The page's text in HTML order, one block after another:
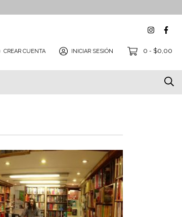
CREAR CUENTA INICIAR SESIÓN 0 - $0,00